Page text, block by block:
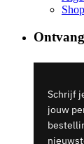
Schrijf
jouw